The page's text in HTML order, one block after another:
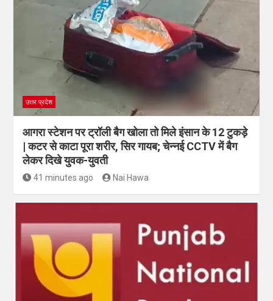
उत्तर प्रदेश
आगरा स्टेशन पर ट्रॉली बैग खोला तो मिले इंसान के 12 टुकड़े
| कटर से काटा पूरा शरीर, सिर गायब; चेन्नई CCTV में बैग
लेकर दिखे युवक-युवती
41 minutes ago Nai Hawa